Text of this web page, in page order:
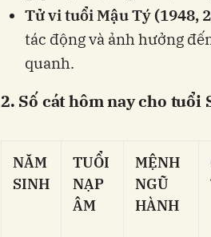
Tử vi tuổi Mậu Tý (1948,
tác động và ảnh hưởng
quanh.
2. Số cát hôm nay cho tuổi
NĂM
SINH
TUỔI
NẠP
ÂM
MỆNH
NGŨ
HÀNH